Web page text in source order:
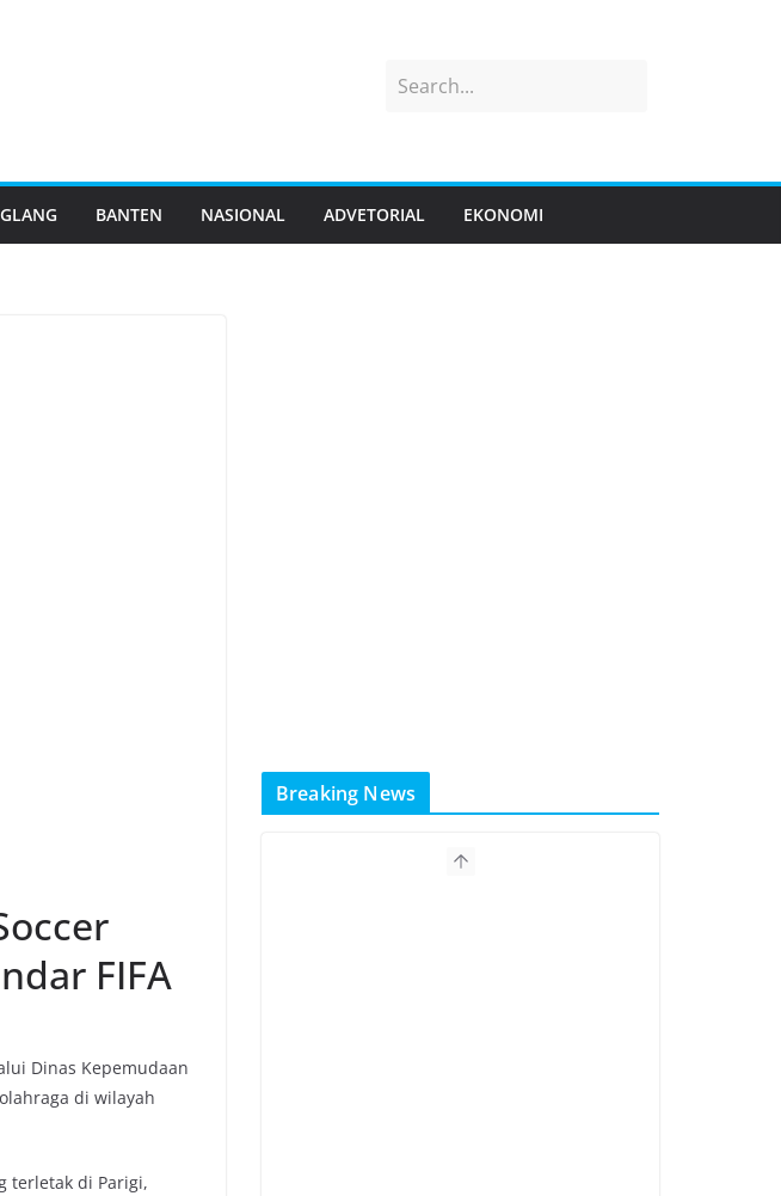
BANTEN NASIONAL ADVETORIAL EKONOMI
FIFA
Dinas Kepemudaan
di wilayah
terletak di Parigi,
Breaking News